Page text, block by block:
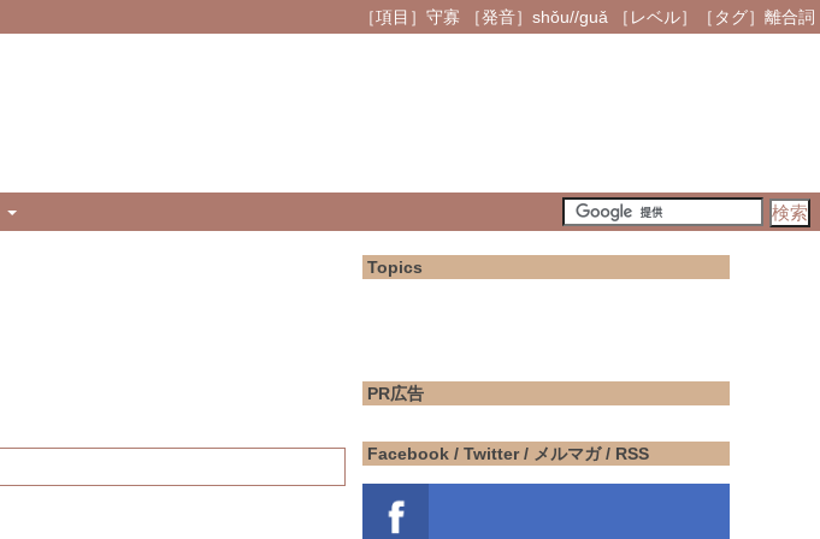
［項目］守寡 ［発音］shǒu//guǎ ［レベル］［タグ］離合詞
Topics
PR広告
Facebook / Twitter / メルマガ / RSS